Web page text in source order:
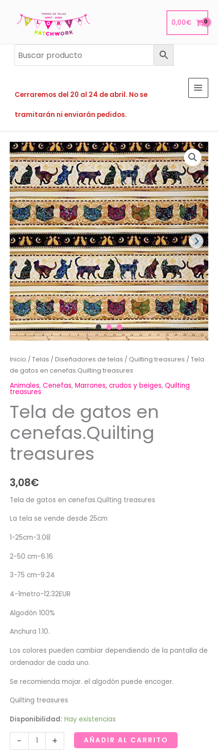
0,00€
Cerraremos del 20 al 24 de abril. No se
tramitarán ni enviarán pedidos.
Inicio / Telas / Diseñadores de telas / Quilting treasures / Tela
de gatos en cenefas.Quilting treasures
Animales, Cenefas, Marrones, crudos y beiges, Quilting
treasures
Tela de gatos en
cenefas.Quilting
treasures
3,08€
Tela de gatos en cenefas.Quilting treasures
La tela se vende desde 25cm
1-25cm-3.08
2-50 cm-6.16
3-75 cm-9.24
4-1metro-12.32EUR
Algodón 100%
Anchura 1.10.
Los colores pueden cambiar dependiendo de la pantalla de
ordenador de cada uno.
Se recomienda mojar. el algodón puede encoger.
Quilting treasures
Disponibilidad: Hay existencias
-
de
+ AÑADIR AL CARRITO